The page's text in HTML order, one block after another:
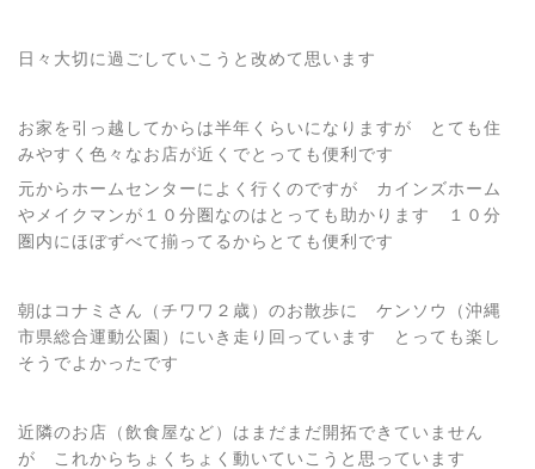
日々大切に過ごしていこうと改めて思います
お家を引っ越してからは半年くらいになりますが とても住
みやすく色々なお店が近くでとっても便利です
元からホームセンターによく行くのですが カインズホーム
やメイクマンが１０分圏なのはとっても助かります １０分
圏内にほぼずべて揃ってるからとても便利です
朝はコナミさん（チワワ２歳）のお散歩に ケンソウ（沖縄
市県総合運動公園）にいき走り回っています とっても楽し
そうでよかったです
近隣のお店（飲食屋など）はまだまだ開拓できていません
が これからちょくちょく動いていこうと思っています